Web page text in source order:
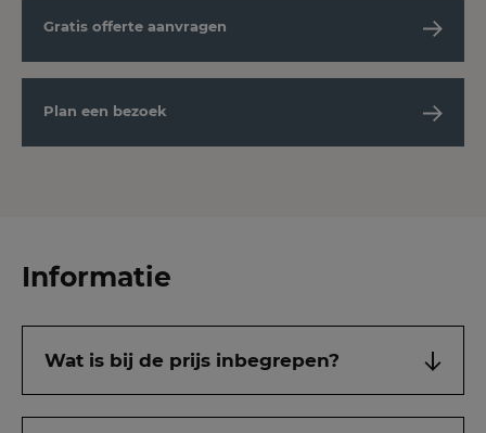
Gratis offerte aanvragen
Plan een bezoek
Informatie
Wat is bij de prijs inbegrepen?